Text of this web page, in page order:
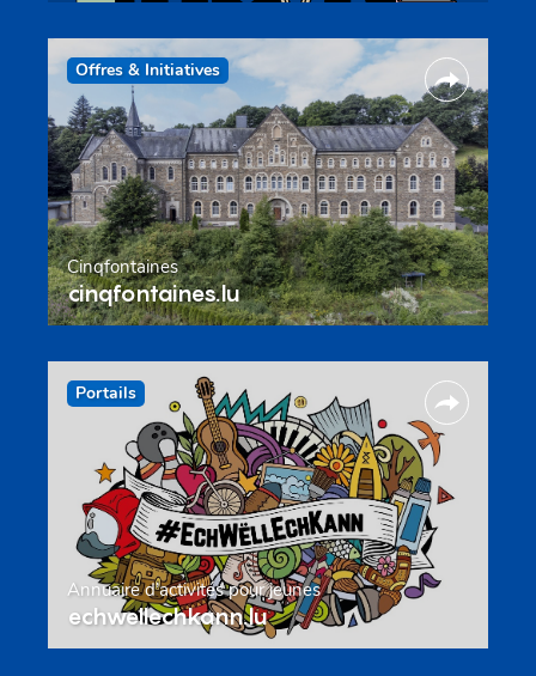
Offres & Initiatives
Cinqfontaines
cinqfontaines.lu
Portails
Annuaire d’activités pour jeunes
echwellechkann.lu